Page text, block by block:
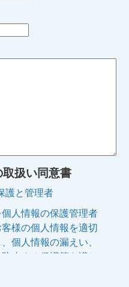
扱い同意書
護と管理者
人情報の保護管理者
様の個人情報を適切
個人情報の漏えい、
止する保護策を講じ